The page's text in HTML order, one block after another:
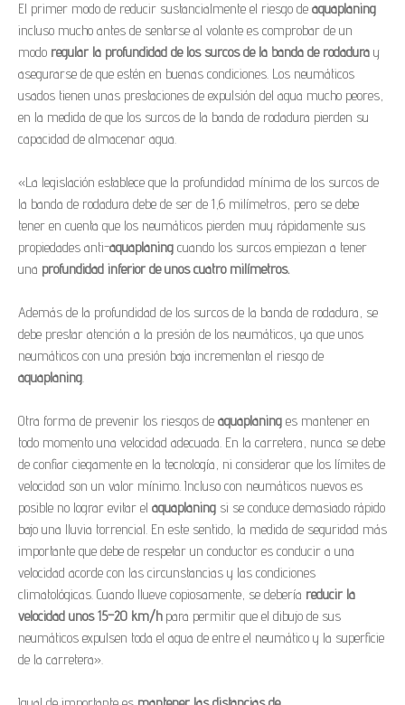
El primer modo de reducir sustancialmente el riesgo de aquaplaning
incluso mucho antes de sentarse al volante es comprobar de un
modo regular la profundidad de los surcos de la banda de rodadura y
asegurarse de que estén en buenas condiciones. Los neumáticos
usados tienen unas prestaciones de expulsión del agua mucho peores,
en la medida de que los surcos de la banda de rodadura pierden su
capacidad de almacenar agua.
«La legislación establece que la profundidad mínima de los surcos de
la banda de rodadura debe de ser de 1,6 milímetros, pero se debe
tener en cuenta que los neumáticos pierden muy rápidamente sus
propiedades anti-aquaplaning cuando los surcos empiezan a tener
una profundidad inferior de unos cuatro milímetros.
Además de la profundidad de los surcos de la banda de rodadura, se
debe prestar atención a la presión de los neumáticos, ya que unos
neumáticos con una presión baja incrementan el riesgo de
aquaplaning.
Otra forma de prevenir los riesgos de aquaplaning es mantener en
todo momento una velocidad adecuada. En la carretera, nunca se debe
de confiar ciegamente en la tecnología, ni considerar que los límites de
velocidad son un valor mínimo. Incluso con neumáticos nuevos es
posible no lograr evitar el aquaplaning si se conduce demasiado rápido
bajo una lluvia torrencial. En este sentido, la medida de seguridad más
importante que debe de respetar un conductor es conducir a una
velocidad acorde con las circunstancias y las condiciones
climatológicas. Cuando llueve copiosamente, se debería reducir la
velocidad unos 15–20 km/hpara permitir que el dibujo de sus
neumáticos expulsen toda el agua de entre el neumático y la superficie
de la carretera».